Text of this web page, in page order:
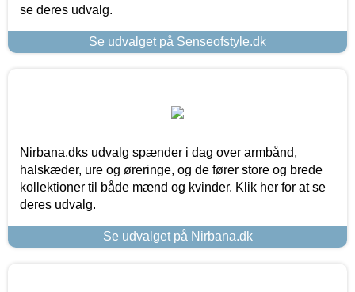
se deres udvalg.
Se udvalget på Senseofstyle.dk
Nirbana.dks udvalg spænder i dag over armbånd,
halskæder, ure og øreringe, og de fører store og brede
kollektioner til både mænd og kvinder. Klik her for at se
deres udvalg.
Se udvalget på Nirbana.dk